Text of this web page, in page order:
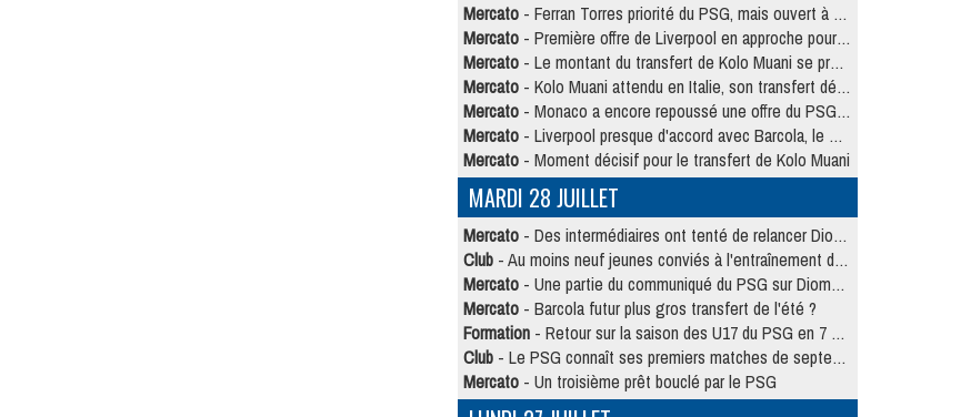
Mercato - Ferran Torres priorité du PSG, mais ouvert à tout
Mercato - Première offre de Liverpool en approche pour Barcola
Mercato - Le montant du transfert de Kolo Muani se précise, la formule aussi
Mercato - Kolo Muani attendu en Italie, son transfert débloqué
Mercato - Monaco a encore repoussé une offre du PSG pour Akliouche
Mercato - Liverpool presque d'accord avec Barcola, le PSG pas du tout
Mercato - Moment décisif pour le transfert de Kolo Muani
MARDI 28 JUILLET
Mercato - Des intermédiaires ont tenté de relancer Diomande au PSG
Club - Au moins neuf jeunes conviés à l'entraînement des pros
Mercato - Une partie du communiqué du PSG sur Diomande expliquée
Mercato - Barcola futur plus gros transfert de l'été ?
Formation - Retour sur la saison des U17 du PSG en 7 chiffres clés
Club - Le PSG connaît ses premiers matches de septembre
Mercato - Un troisième prêt bouclé par le PSG